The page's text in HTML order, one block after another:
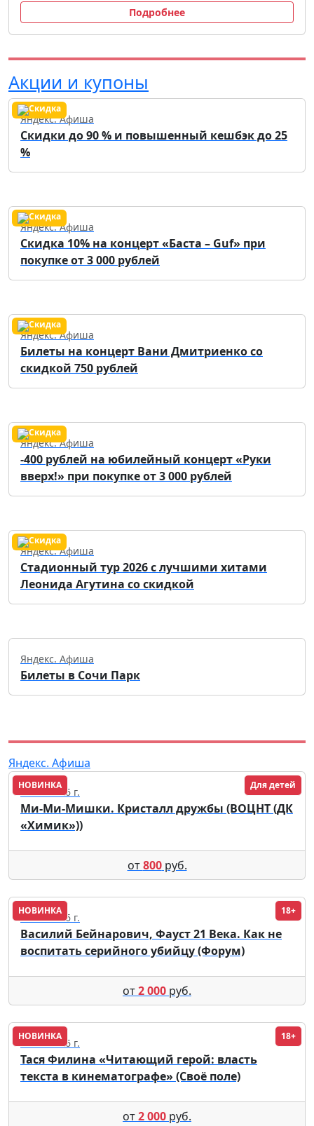
Подробнее
Акции и купоны
Яндекс. Афиша
Скидки до 90 % и повышенный кешбэк до 25
%
Яндекс. Афиша
Скидка 10% на концерт «Баста – Guf» при
покупке от 3 000 рублей
Яндекс. Афиша
Билеты на концерт Вани Дмитриенко со
скидкой 750 рублей
Яндекс. Афиша
-400 рублей на юбилейный концерт «Руки
вверх!» при покупке от 3 000 рублей
Яндекс. Афиша
Стадионный тур 2026 с лучшими хитами
Леонида Агутина со скидкой
Яндекс. Афиша
Билеты в Сочи Парк
Яндекс. Афиша
НОВИНКА Для детей
25.09.2026 г.
Ми-Ми-Мишки. Кристалл дружбы (ВОЦНТ (ДК
«Химик»))
от800руб.
НОВИНКА 18+
09.12.2026 г.
Василий Бейнарович, Фауст 21 Века. Как не
воспитать серийного убийцу (Форум)
от2 000 руб.
НОВИНКА 18+
12.08.2026 г.
Тася Филина «Читающий герой: власть
текста в кинематографе» (Своё поле)
от2 000 руб.